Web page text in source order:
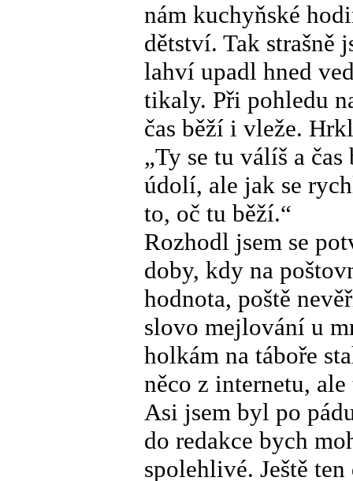
nám kuchyňské
dětství. Tak strašně
lahví upadl hned
tikaly. Při pohledu
čas běží i vleže.
„Ty se tu válíš a
údolí, ale jak se
to, oč tu běží.“
Rozhodl jsem se
doby, kdy na
hodnota, poště
slovo mejlování u
holkám na táboře
něco z internetu,
Asi jsem byl po
do redakce bych
spolehlivé. Ještě